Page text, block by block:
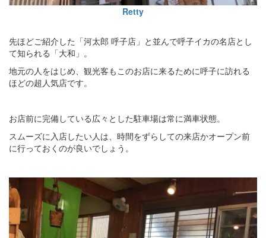
Retty
先ほどご紹介した「河太郎 呼子店」と並んで呼子イカの名店とし
て知られる「大和」。
地元の人をはじめ、観光客もこのお店に来るために呼子に訪れる
ほどの超人気店です。
お店前に完備している広々とした駐車場は常に満車状態。
スムーズに入店したい人は、時間をずらしての来店かオープン前
に行っておくのが良いでしょう。